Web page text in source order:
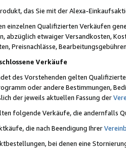
das Sie mit der Alexa-
einzelnen Qualifizierten Verkäufen
abzüglich etwaiger Versandkosten,
Preisnachlässe,
Verkäufe
des Vorstehenden gelten
oder andere Bestimmungen,
der jeweils aktuellen Fassung der
folgende Verkäufe, die andernfalls
die nach Beendigung Ihrer
bei denen eine